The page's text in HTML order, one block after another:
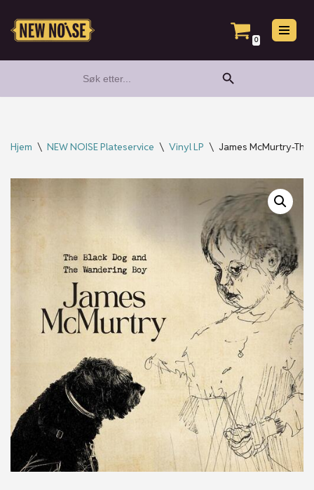
Hopp
0
for:
Search Button
Hjem \ NEW NOISE Plateservice \ Vinyl LP \ James McMurtry-